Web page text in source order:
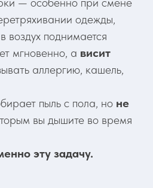
одежды,
поднимается
мгновенно, а висит
аллергию, кашель,
пыль с пола, но не
вы дышите во время
эту задачу.